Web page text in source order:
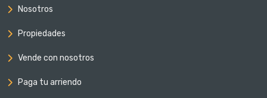
Nosotros
Propiedades
Vende con nosotros
Paga tu arriendo